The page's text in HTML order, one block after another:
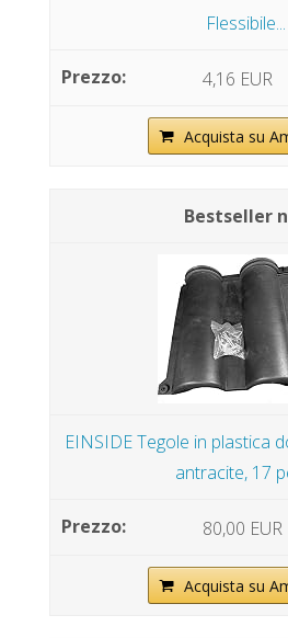
Flessibile...
4,16 EUR
Acquista su
EINSIDE Tegole in plastica
antracite, 17
80,00 EUR
Acquista su